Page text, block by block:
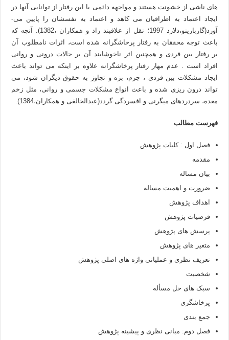
های ناشی از خشونت هستند و مواجهه دائمی با این رفتار از توانایی آنها در
ایجاد اعتماد به اطرافیان می کاهد و اعتماد به نفسشان را پایین می-
آورد(گاربارینو،دلارد 1997؛ نقل از علاقبند راد و همکاران ،1382). آنچه که
باعث توجه محققان به رفتار پرخاشگرانه شده است، اثرات نامطلوب آن
بر رفتار بین فردی و همچنین اثر ناخوشایند آن بر حالات درونی و روانی
افراد است . عدم مهار رفتار پرخاشگرانه علاوه بر اینکه می تواند باعث
ایجاد مشکلات بین فردی ، جرم، بزه و تجاوز به حقوق دیگران شود، می
تواند درون ریزی شده و باعث انواع مشکلات جسمی و روانی، مثل زخم
معده، سردردهای میگرنی و افسردگی گردد(عبدالخالقی و همکاران،1384).
فهرست مطالب
فصل اول : کلیات پژوهش
مقدمه
بیان مساله
ضرورت و اهمیت مساله
اهداف پژوهش
فرضیات پژوهش
پرسش های پژوهش
متغیر های پژوهش
تعریف نظری و عملیاتی واژه های اصلی پژوهش
شخصیت
سبک های حل مسأله
پرخاشگری
جمع بندی
فصل دوم: مبانی نظری و پیشینه پژوهش